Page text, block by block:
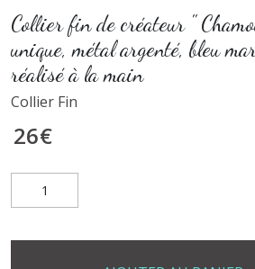
Collier fin de créateur "
unique, métal argenté, bleu
réalisé à la main
Collier Fin
26€